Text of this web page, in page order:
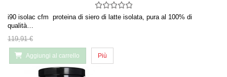
i90 isolac cfm proteina di siero di latte isolata, pura al 100% di
qualità…
119,91 €
Aggiungi al carrello Più